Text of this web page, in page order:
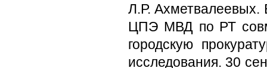
Л.Р. Ахметвалеевых.
ЦПЭ МВД по РТ
городскую
исследования. 30